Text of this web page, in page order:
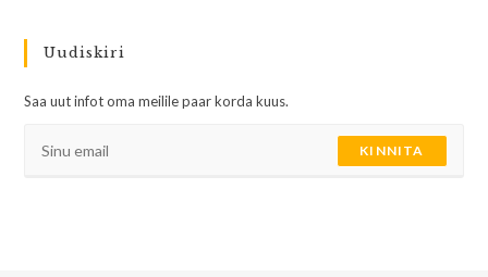
Uudiskiri
Saa uut infot oma meilile paar korda kuus.
KINNITA